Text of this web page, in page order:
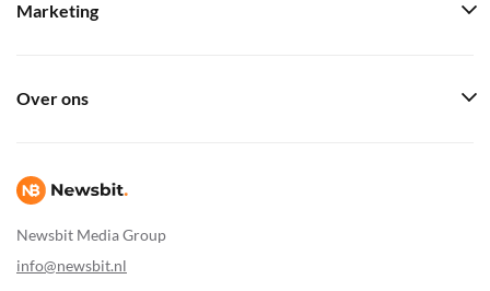
Newsbit Media Group
info@newsbit.nl
Marketing
Over ons